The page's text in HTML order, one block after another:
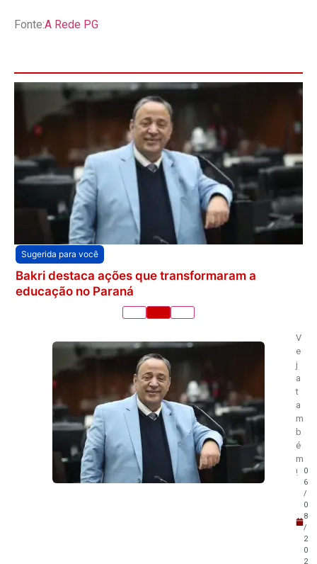
Fonte:A Rede PG
Sugerida para você
Bakri destaca ações que transformaram a
educação no Paraná
V
e
j
a
t
a
m
b
é
m
!
0
6
/
0
8
/
2
0
2